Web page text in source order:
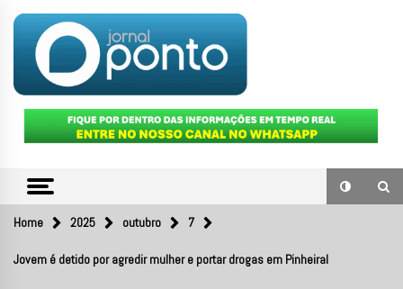
content
JORNAL
PONTO
Home 2025 outubro 7
Jovem é detido por agredir mulher e portar drogas em Pinheiral